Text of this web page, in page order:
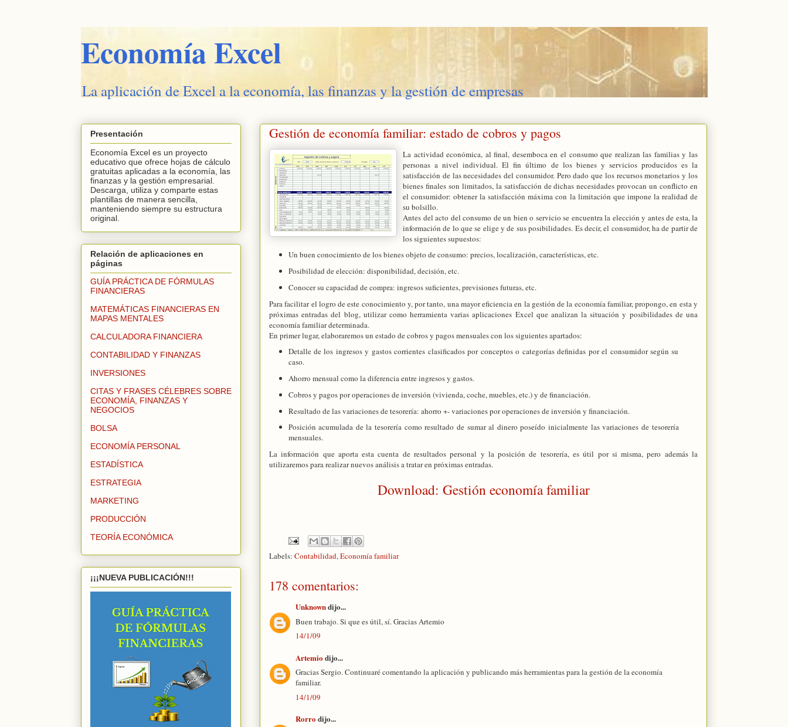
Economía Excel
La aplicación de Excel a la economía, las finanzas y la gestión de empresas
Gestión de economía familiar: estado de cobros y pagos
La actividad económica, al final, desemboca en el consumo que realizan las familias y las
personas a nivel individual. El fin último de los bienes y servicios producidos es la
satisfacción de las necesidades del consumidor. Pero dado que los recursos monetarios y los
bienes finales son limitados, la satisfacción de dichas necesidades provocan un conflicto en
el consumidor: obtener la satisfacción máxima con la limitación que impone la realidad de
su bolsillo.
Antes del acto del consumo de un bien o servicio se encuentra la elección y antes de esta, la
información de lo que se elige y de sus posibilidades. Es decir, el consumidor, ha de partir de
los siguientes supuestos:
Un buen conocimiento de los bienes objeto de consumo: precios, localización, características, etc.
Posibilidad de elección: disponibilidad, decisión, etc.
Conocer su capacidad de compra: ingresos suficientes, previsiones futuras, etc.
Para facilitar el logro de este conocimiento y, por tanto, una mayor eficiencia en la gestión de la economía familiar, propongo, en esta y
próximas entradas del blog, utilizar como herramienta varias aplicaciones Excel que analizan la situación y posibilidades de una
economía familiar determinada.
En primer lugar, elaboraremos un estado de cobros y pagos mensuales con los siguientes apartados:
Detalle de los ingresos y gastos corrientes clasificados por conceptos o categorías definidas por el consumidor según su
caso.
Ahorro mensual como la diferencia entre ingresos y gastos.
Cobros y pagos por operaciones de inversión (vivienda, coche, muebles, etc.) y de financiación.
Resultado de las variaciones de tesorería: ahorro +- variaciones por operaciones de inversión y financiación.
Posición acumulada de la tesorería como resultado de sumar al dinero poseído inicialmente las variaciones de tesorería
mensuales.
La información que aporta esta cuenta de resultados personal y la posición de tesorería, es útil por si misma, pero además la
utilizaremos para realizar nuevos análisis a tratar en próximas entradas.
Download: Gestión economía familiar
Labels: Contabilidad,Economía familiar
178 comentarios:
Unknowndijo...
Buen trabajo. Si que es útil, sí. Gracias Artemio
14/1/09
Artemiodijo...
Gracias Sergio. Continuaré comentando la aplicación y publicando más herramientas para la gestión de la economía
familiar.
14/1/09
Rorrodijo...
Presentación
Economía Excel es un proyecto
educativo que ofrece hojas de cálculo
gratuitas aplicadas a la economía, las
finanzas y la gestión empresarial.
Descarga, utiliza y comparte estas
plantillas de manera sencilla,
manteniendo siempre su estructura
original.
Relación de aplicaciones en
páginas
GUÍA PRÁCTICA DE FÓRMULAS
FINANCIERAS
MATEMÁTICAS FINANCIERAS EN
MAPAS MENTALES
CALCULADORA FINANCIERA
CONTABILIDAD Y FINANZAS
INVERSIONES
CITAS Y FRASES CÉLEBRES SOBRE
ECONOMÍA, FINANZAS Y
NEGOCIOS
BOLSA
ECONOMÍA PERSONAL
ESTADÍSTICA
ESTRATEGIA
MARKETING
PRODUCCIÓN
TEORÍA ECONÓMICA
¡¡¡NUEVA PUBLICACIÓN!!!